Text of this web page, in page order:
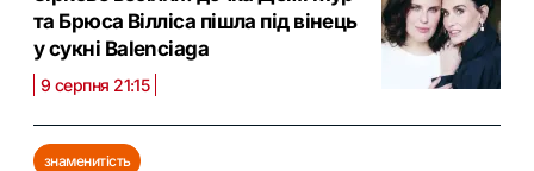
та Брюса Вілліса пішла під вінець
у сукні Balenciaga
9 серпня 21:15
знаменитість